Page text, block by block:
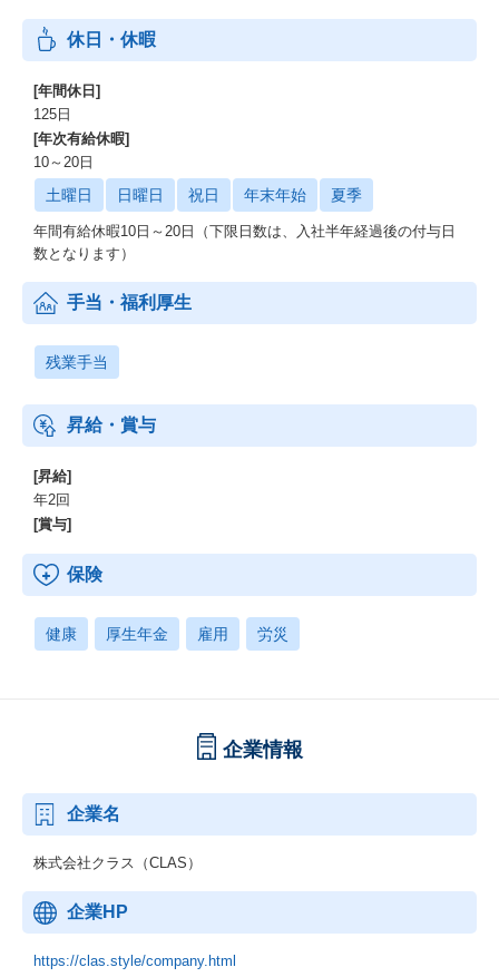
休日・休暇
[年間休日]
125日
[年次有給休暇]
10～20日
土曜日 日曜日 祝日 年末年始 夏季
年間有給休暇10日～20日（下限日数は、入社半年経過後の付与日
数となります）
手当・福利厚生
残業手当
昇給・賞与
[昇給]
年2回
[賞与]
保険
健康 厚生年金 雇用 労災
企業情報
企業名
株式会社クラス（CLAS）
企業HP
https://clas.style/company.html